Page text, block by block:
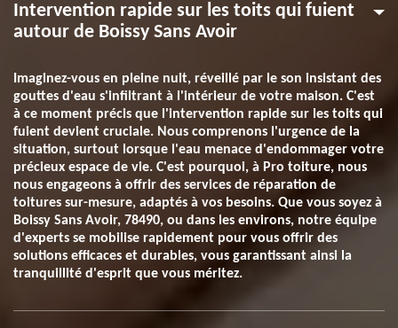
Intervention rapide sur les toits qui fuient
autour de Boissy Sans Avoir
Imaginez-vous en pleine nuit, réveillé par le son insistant des
gouttes d'eau s'infiltrant à l'intérieur de votre maison. C'est
à ce moment précis que l'intervention rapide sur les toits qui
fuient devient cruciale. Nous comprenons l'urgence de la
situation, surtout lorsque l'eau menace d'endommager votre
précieux espace de vie. C'est pourquoi, à Pro toiture, nous
nous engageons à offrir des services de réparation de
toitures sur-mesure, adaptés à vos besoins. Que vous soyez à
Boissy Sans Avoir, 78490, ou dans les environs, notre équipe
d'experts se mobilise rapidement pour vous offrir des
solutions efficaces et durables, vous garantissant ainsi la
tranquillité d'esprit que vous méritez.